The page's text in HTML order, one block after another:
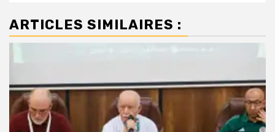
ARTICLES SIMILAIRES :